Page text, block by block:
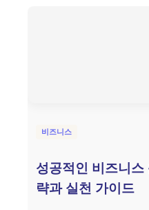
비즈니스
성공적인 비즈니스
략과 실천 가이드